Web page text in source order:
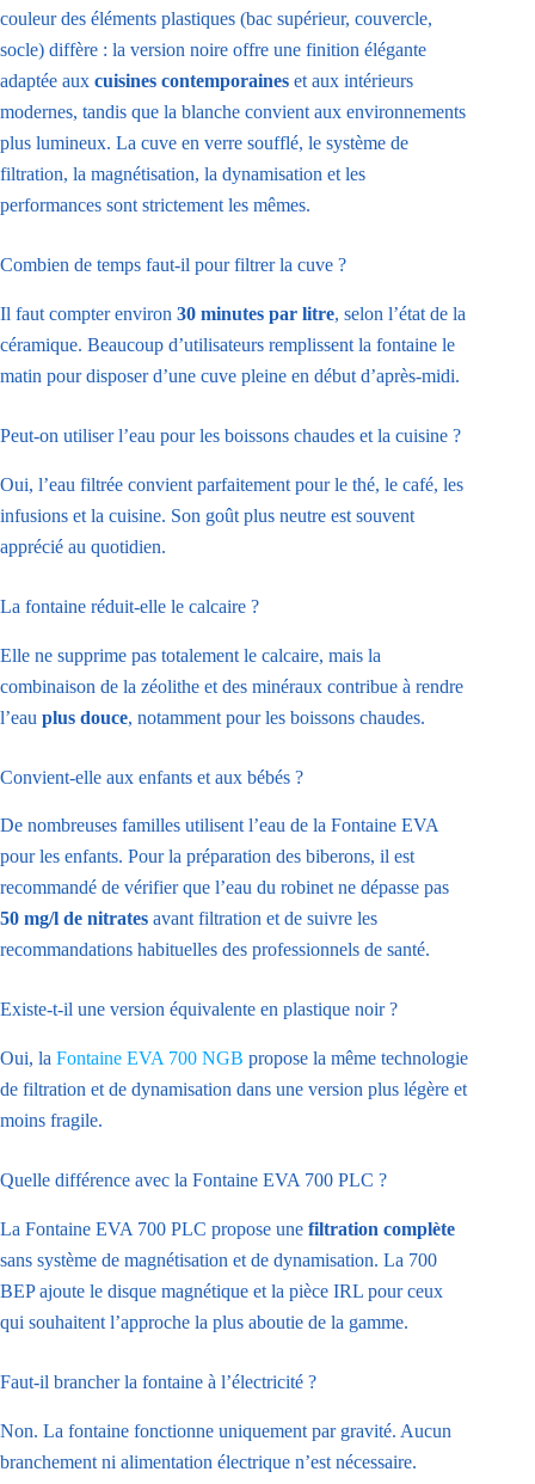
couleur des éléments plastiques (bac supérieur, couvercle,
socle) diffère : la version noire offre une finition élégante
adaptée aux cuisines contemporaines et aux intérieurs
modernes, tandis que la blanche convient aux environnements
plus lumineux. La cuve en verre soufflé, le système de
filtration, la magnétisation, la dynamisation et les
performances sont strictement les mêmes.
Combien de temps faut-il pour filtrer la cuve ?
Il faut compter environ 30 minutes par litre, selon l’état de la
céramique. Beaucoup d’utilisateurs remplissent la fontaine le
matin pour disposer d’une cuve pleine en début d’après-midi.
Peut-on utiliser l’eau pour les boissons chaudes et la cuisine ?
Oui, l’eau filtrée convient parfaitement pour le thé, le café, les
infusions et la cuisine. Son goût plus neutre est souvent
apprécié au quotidien.
La fontaine réduit-elle le calcaire ?
Elle ne supprime pas totalement le calcaire, mais la
combinaison de la zéolithe et des minéraux contribue à rendre
l’eau plus douce, notamment pour les boissons chaudes.
Convient-elle aux enfants et aux bébés ?
De nombreuses familles utilisent l’eau de la Fontaine EVA
pour les enfants. Pour la préparation des biberons, il est
recommandé de vérifier que l’eau du robinet ne dépasse pas
50 mg/l de nitrates avant filtration et de suivre les
recommandations habituelles des professionnels de santé.
Existe-t-il une version équivalente en plastique noir ?
Oui, la Fontaine EVA 700 NGB propose la même technologie
de filtration et de dynamisation dans une version plus légère et
moins fragile.
Quelle différence avec la Fontaine EVA 700 PLC ?
La Fontaine EVA 700 PLC propose une filtration complète
sans système de magnétisation et de dynamisation. La 700
BEP ajoute le disque magnétique et la pièce IRL pour ceux
qui souhaitent l’approche la plus aboutie de la gamme.
Faut-il brancher la fontaine à l’électricité ?
Non. La fontaine fonctionne uniquement par gravité. Aucun
branchement ni alimentation électrique n’est nécessaire.